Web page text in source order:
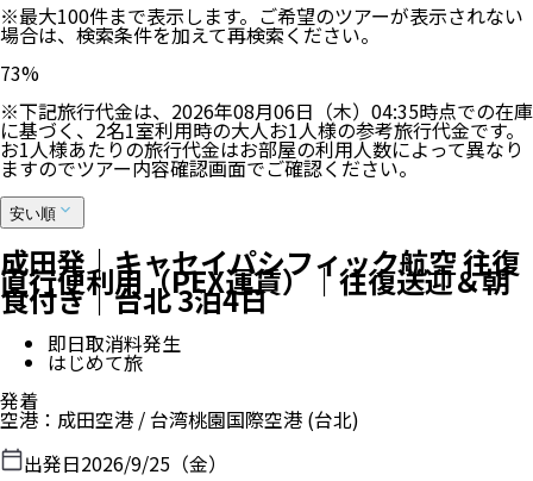
※最大100件まで表示します。ご希望のツアーが表示されない
場合は、検索条件を加えて再検索ください。
73%
※下記旅行代金は、 2026年08月06日（木）04:35時点での在庫
に基づく、2名1室利用時の大人お1人様の参考旅行代金です。
お1人様あたりの旅行代金はお部屋の利用人数によって異なり
ますのでツアー内容確認画面でご確認ください。
安い順
成田発｜キャセイパシフィック航空 往復
直行便利用（PEX運賃）｜往復送迎＆朝
食付き｜台北 3泊4日
即日取消料発生
はじめて旅
発着
空港 ： 成田空港 /台湾桃園国際空港 (台北)
出発日2026/9/25（金）